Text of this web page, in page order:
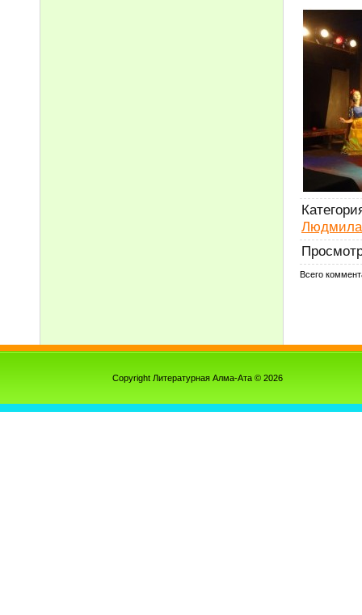
Людмила
Всего
Copyright Литературная Алма-Ата © 2026